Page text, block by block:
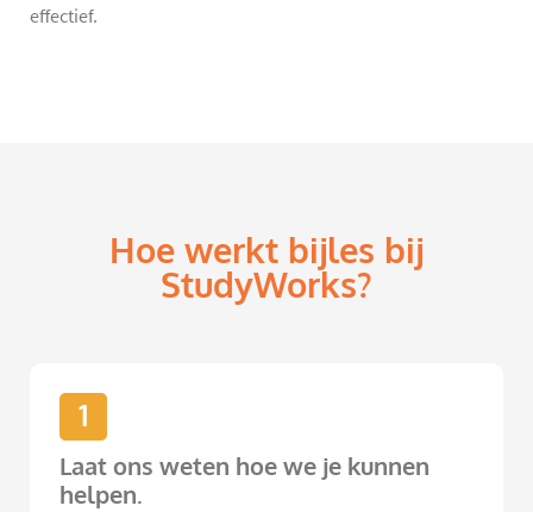
effectief.
Hoe werkt bijles bij
StudyWorks?
1
Laat ons weten hoe we je kunnen
helpen.